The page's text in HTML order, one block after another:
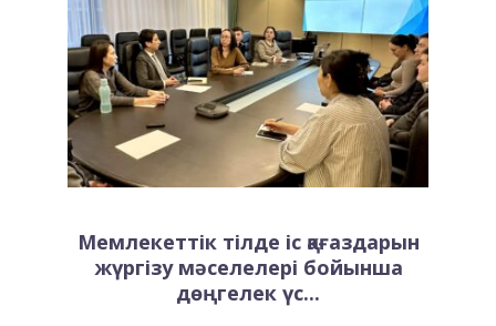
Мемлекеттік тілде іс қағаздарын
жүргізу мәселелері бойынша
дөңгелек үс...